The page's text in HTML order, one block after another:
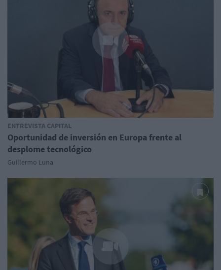
ENTREVISTA CAPITAL
Oportunidad de inversión en Europa frente al
desplome tecnológico
Guillermo Luna